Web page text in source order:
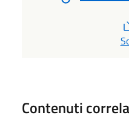
Contenuti